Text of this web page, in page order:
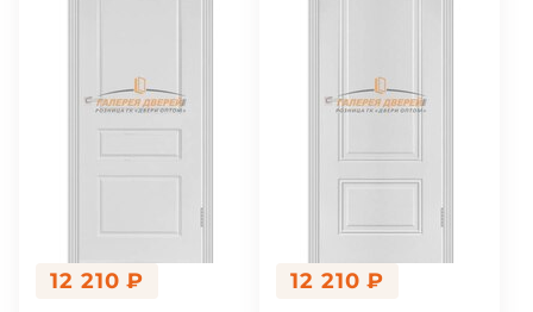
12 210 ₽ 12 210 ₽